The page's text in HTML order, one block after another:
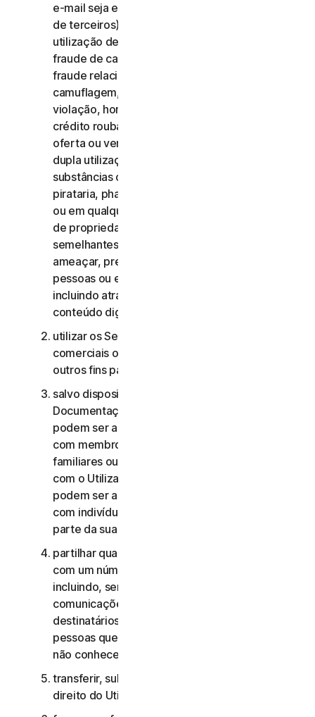
e-mail seja encaminhado através de servidores
de terceiros), qualquer imposição de pop-ups,
utilização de cartões de crédito roubados,
fraude de cartões de crédito, fraude financeira,
fraude relacionada com criptomoedas,
camuflagem, extorsão, chantagem, rapto,
violação, homicídio, venda de cartões de
crédito roubados, venda de bens roubados,
oferta ou venda de materiais militares e de
dupla utilização proibidos, oferta ou venda de
substâncias controladas, roubo de identidade,
pirataria, pharming, scraping de qualquer forma
ou em qualquer escala, pirataria digital, violação
de propriedade intelectual e outras atividades
semelhantes; ou para assediar, perseguir,
ameaçar, prejudicar ou monitorizar outras
pessoas ou explorar crianças de qualquer forma,
incluindo através de áudio, vídeo, fotografia,
conteúdo digital, etc.;
utilizar os Serviços de Consumidor para fins
comerciais ou os Serviços Comerciais para
outros fins para além de fins comerciais internos;
salvo disposição em contrário no CLS ou na
Documentação, os Serviços de Consumidor não
podem ser acedidos, utilizados ou partilhados
com membros da família, membros não
familiares ou outros indivíduos que não residam
com o Utilizador, e os Serviços Comerciais não
podem ser acedidos, utilizados ou partilhados
com indivíduos que não sejam colaboradores ou
parte da sua Pequena Empresa;
partilhar quaisquer dados ou outros conteúdos
com um número excessivo de pessoas,
incluindo, sem limitação, o envio de
comunicações para um número elevado de
destinatários ou a partilha de conteúdo com
pessoas que o Utilizador não conhece ou que
não conhecem o Utilizador;
transferir, sublicenciar, alugar e/ou emprestar o
direito do Utilizador de utilizar os Serviços;